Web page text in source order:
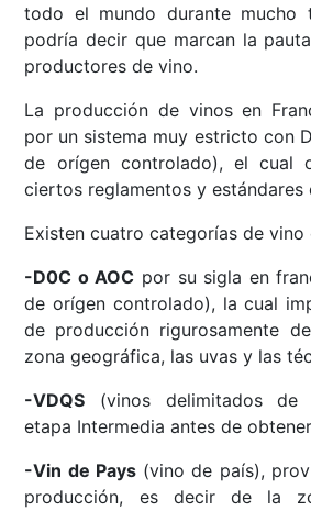
todo el mundo durante mucho
podría decir que marcan la
productores de vino.
La producción de vinos en
por un sistema muy estricto con
de orígen controlado), el cual
ciertos reglamentos y estándares
Existen cuatro categorías de vino
-D0C o AOC por su sigla en
de orígen controlado), la cual
de producción rigurosamente
zona geográfica, las uvas y las
-VDQS (vinos delimitados de
etapa Intermedia antes de
-Vin de Pays(vino de país),
producción, es decir de la